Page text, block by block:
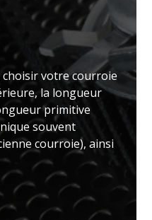
votre courroie
la longueur
primitive
souvent
courroie), ainsi